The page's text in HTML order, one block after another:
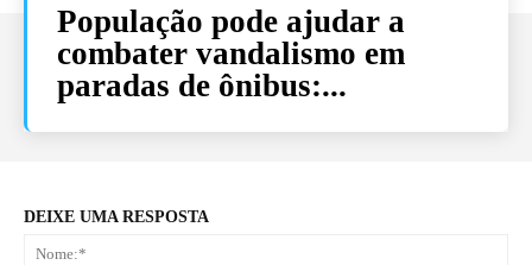
População pode ajudar a
combater vandalismo em
paradas de ônibus:...
DEIXE UMA RESPOSTA